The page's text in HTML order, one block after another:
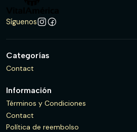
Síguenos
Categorías
Contact
Información
Términos y Condiciones
Contact
Política de reembolso